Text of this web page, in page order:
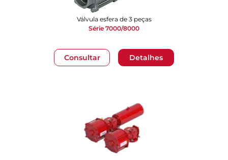
Consultar Detalhes
Válvula esfera de 3 peças
Série 7000/8000